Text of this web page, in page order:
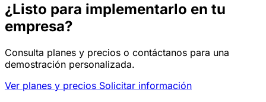
¿Listo para implementarlo en tu
empresa?
Consulta planes y precios o contáctanos para una
demostración personalizada.
Ver planes y precios Solicitar información